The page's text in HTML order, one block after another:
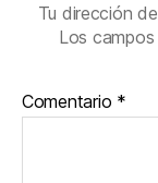
Tu dirección
Los
Comentario *